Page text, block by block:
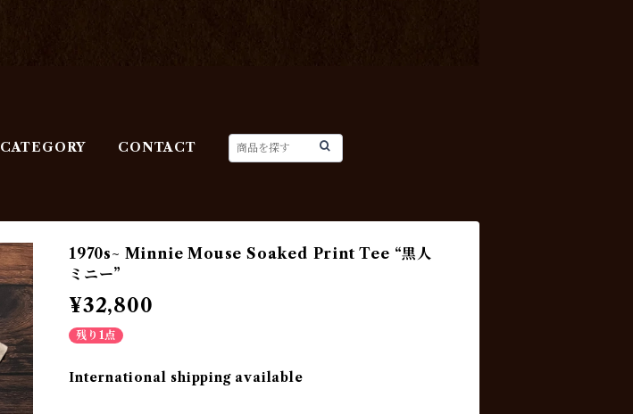
CATEGORY CONTACT
1970s~ Minnie Mouse Soaked Print Tee “黒人
ミニー”
¥32,800
残り1点
International shipping available